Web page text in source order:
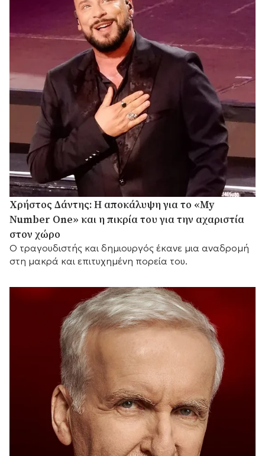
Χρήστος Δάντης: Η αποκάλυψη για το «My
Number One» και η πικρία του για την αχαριστία
στον χώρο
Ο τραγουδιστής και δημιουργός έκανε μια αναδρομή
στη μακρά και επιτυχημένη πορεία του.